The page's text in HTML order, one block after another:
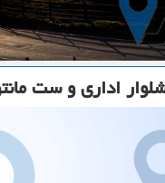
شلوار اداری و ست